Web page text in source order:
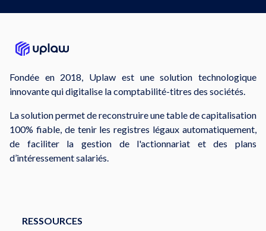
Fondée en 2018, Uplaw est une solution technologique
innovante qui digitalise la comptabilité-titres des sociétés.
La solution permet de reconstruire une table de capitalisation
100% fiable, de tenir les registres légaux automatiquement,
de faciliter la gestion de l'actionnariat et des plans
d’intéressement salariés.
RESSOURCES